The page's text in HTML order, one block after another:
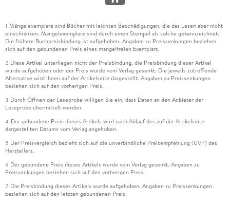
1 Mängelexemplare sind Bücher mit leichten Beschädigungen, die das Lesen aber nicht
einschränken. Mängelexemplare sind durch einen Stempel als solche gekennzeichnet.
Die frühere Buchpreisbindung ist aufgehoben. Angaben zu Preissenkungen beziehen
sich auf den gebundenen Preis eines mangelfreien Exemplars.
2 Diese Artikel unterliegen nicht der Preisbindung, die Preisbindung dieser Artikel
wurde aufgehoben oder der Preis wurde vom Verlag gesenkt. Die jeweils zutreffende
Alternative wird Ihnen auf der Artikelseite dargestellt. Angaben zu Preissenkungen
beziehen sich auf den vorherigen Preis.
3 Durch Öffnen der Leseprobe willigen Sie ein, dass Daten an den Anbieter der
Leseprobe übermittelt werden.
4 Der gebundene Preis dieses Artikels wird nach Ablauf des auf der Artikelseite
dargestellten Datums vom Verlag angehoben.
5 Der Preisvergleich bezieht sich auf die unverbindliche Preisempfehlung (UVP) des
Herstellers.
6 Der gebundene Preis dieses Artikels wurde vom Verlag gesenkt. Angaben zu
Preissenkungen beziehen sich auf den vorherigen Preis.
7 Die Preisbindung dieses Artikels wurde aufgehoben. Angaben zu Preissenkungen
beziehen sich auf den letzten gebundenen Preis.